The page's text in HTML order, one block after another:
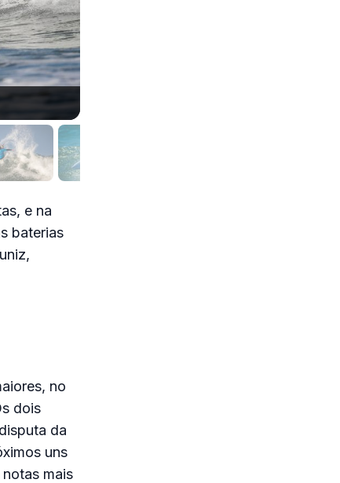
e na
baterias
no
dois
da
uns
mais